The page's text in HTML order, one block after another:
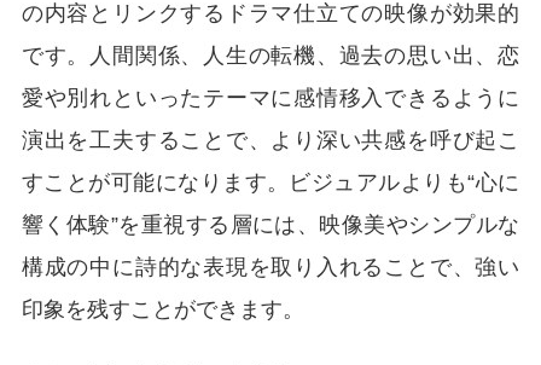
の内容とリンクするドラマ仕立ての映像が効果的
です。人間関係、人生の転機、過去の思い出、恋
愛や別れといったテーマに感情移入できるように
演出を工夫することで、より深い共感を呼び起こ
すことが可能になります。ビジュアルよりも“心に
響く体験”を重視する層には、映像美やシンプルな
構成の中に詩的な表現を取り入れることで、強い
印象を残すことができます。